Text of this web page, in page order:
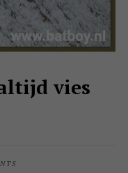
vies